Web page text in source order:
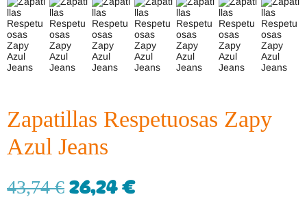
Zapatillas Respetuosas Zapy
Azul Jeans
43,74€ 26,24€